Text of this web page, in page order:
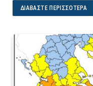
ΔΙΑΒΆΣΤΕ ΠΕΡΙΣΣΌΤΕΡΑ